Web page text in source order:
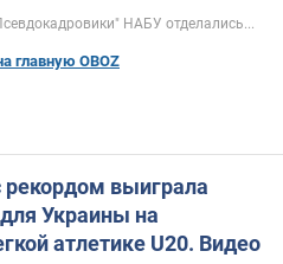
НАБУ отделались...
главную OBOZ
рекордом выиграла
Украины на
атлетике U20. Видео